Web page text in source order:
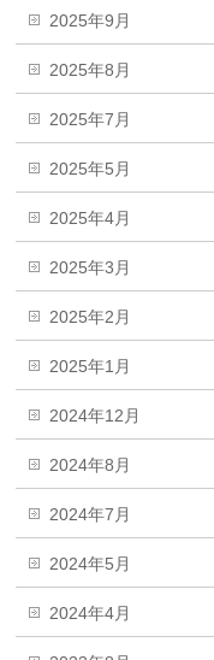
2025年9月
2025年8月
2025年7月
2025年5月
2025年4月
2025年3月
2025年2月
2025年1月
2024年12月
2024年8月
2024年7月
2024年5月
2024年4月